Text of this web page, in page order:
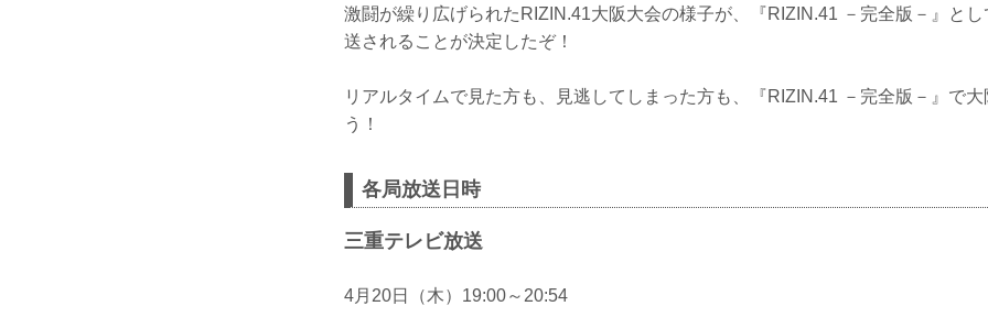
激闘が繰り広げられたRIZIN.41大阪大会の様子が、『RIZIN.41 －完全版－』と
送されることが決定したぞ！
リアルタイムで見た方も、見逃してしまった方も、『RIZIN.41 －完全版－』で
う！
各局放送日時
三重テレビ放送
4月20日（木）19:00～20:54